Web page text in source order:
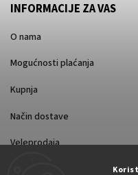
INFORMACIJE ZA VAS
O nama
Mogućnosti plaćanja
Kupnja
Način dostave
Veleprodaja